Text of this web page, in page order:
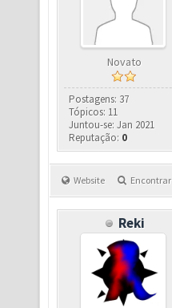
Novato
Postagens: 37
Tópicos: 11
Juntou-se: Jan 2021
Reputação: 0
Website Encontrar
Reki